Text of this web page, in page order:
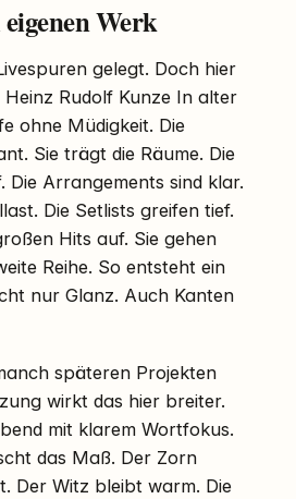
Werk
gelegt. Doch hier
Heinz Rudolf Kunze In alter
ohne Müdigkeit. Die
Sie trägt die Räume. Die
Die Arrangements sind klar.
Die Setlists greifen tief.
Hits auf. Sie gehen
Reihe. So entsteht ein
nur Glanz. Auch Kanten
späteren Projekten
wirkt das hier breiter.
mit klarem Wortfokus.
das Maß. Der Zorn
Der Witz bleibt warm. Die